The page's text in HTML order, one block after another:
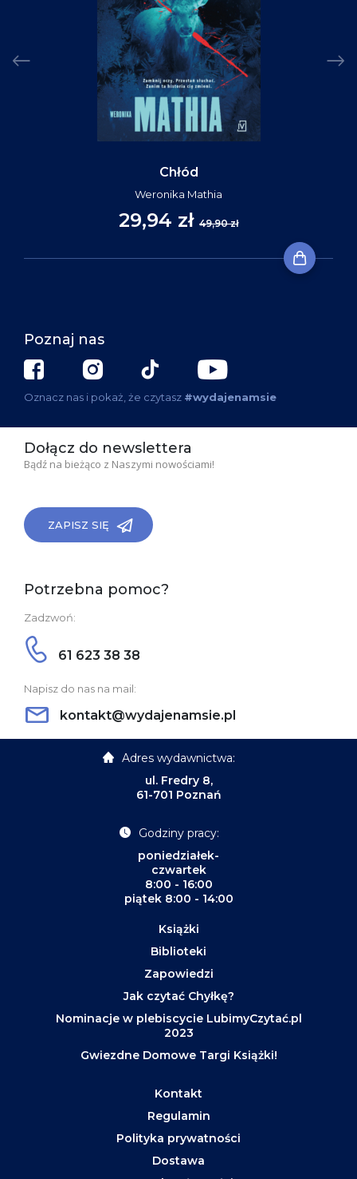
Chłód
Weronika Mathia
29,94 zł 49,90 zł
Poznaj nas
Oznacz nas i pokaż, że czytasz #wydajenamsie
Dołącz do newslettera
Bądź na bieżąco z Naszymi nowościami!
ZAPISZ SIĘ
Potrzebna pomoc?
Zadzwoń:
61 623 38 38
Napisz do nas na mail:
kontakt@wydajenamsie.pl
Adres wydawnictwa:
ul. Fredry 8,
61-701 Poznań
Godziny pracy:
poniedziałek-
czwartek
8:00 - 16:00
piątek 8:00 - 14:00
Książki
Biblioteki
Zapowiedzi
Jak czytać Chyłkę?
Nominacje w plebiscycie LubimyCzytać.pl
2023
Gwiezdne Domowe Targi Książki!
Kontakt
Regulamin
Polityka prywatności
Dostawa